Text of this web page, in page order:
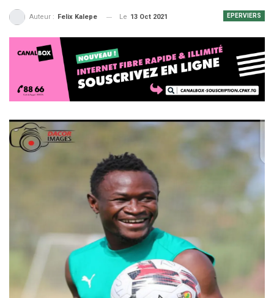
EPERVIERS
Auteur : Felix Kalepe Le 13 Oct 2021